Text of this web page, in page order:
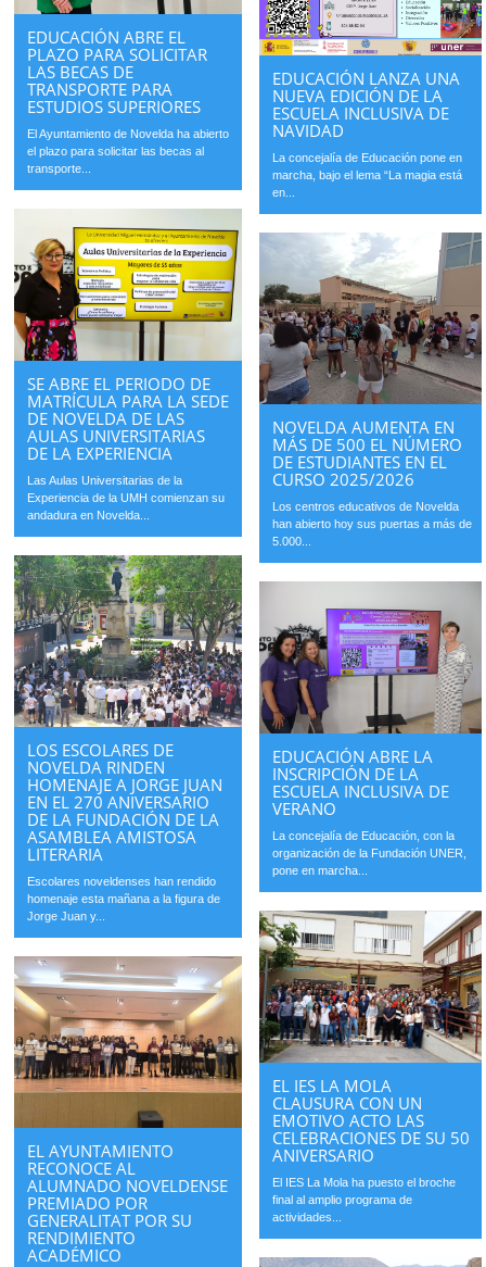
EDUCACIÓN ABRE EL
PLAZO PARA SOLICITAR
LAS BECAS DE
TRANSPORTE PARA
ESTUDIOS SUPERIORES
El Ayuntamiento de Novelda ha abierto
el plazo para solicitar las becas al
transporte...
EDUCACIÓN LANZA UNA
NUEVA EDICIÓN DE LA
ESCUELA INCLUSIVA DE
NAVIDAD
La concejalía de Educación pone en
marcha, bajo el lema “La magia está
en...
SE ABRE EL PERIODO DE
MATRÍCULA PARA LA SEDE
DE NOVELDA DE LAS
AULAS UNIVERSITARIAS
DE LA EXPERIENCIA
Las Aulas Universitarias de la
Experiencia de la UMH comienzan su
andadura en Novelda...
NOVELDA AUMENTA EN
MÁS DE 500 EL NÚMERO
DE ESTUDIANTES EN EL
CURSO 2025/2026
Los centros educativos de Novelda
han abierto hoy sus puertas a más de
5.000...
LOS ESCOLARES DE
NOVELDA RINDEN
HOMENAJE A JORGE JUAN
EN EL 270 ANIVERSARIO
DE LA FUNDACIÓN DE LA
ASAMBLEA AMISTOSA
LITERARIA
Escolares noveldenses han rendido
homenaje esta mañana a la figura de
Jorge Juan y...
EDUCACIÓN ABRE LA
INSCRIPCIÓN DE LA
ESCUELA INCLUSIVA DE
VERANO
La concejalía de Educación, con la
organización de la Fundación UNER,
pone en marcha...
EL IES LA MOLA
CLAUSURA CON UN
EMOTIVO ACTO LAS
CELEBRACIONES DE SU 50
ANIVERSARIO
El IES La Mola ha puesto el broche
final al amplio programa de
actividades...
EL AYUNTAMIENTO
RECONOCE AL
ALUMNADO NOVELDENSE
PREMIADO POR
GENERALITAT POR SU
RENDIMIENTO
ACADÉMICO